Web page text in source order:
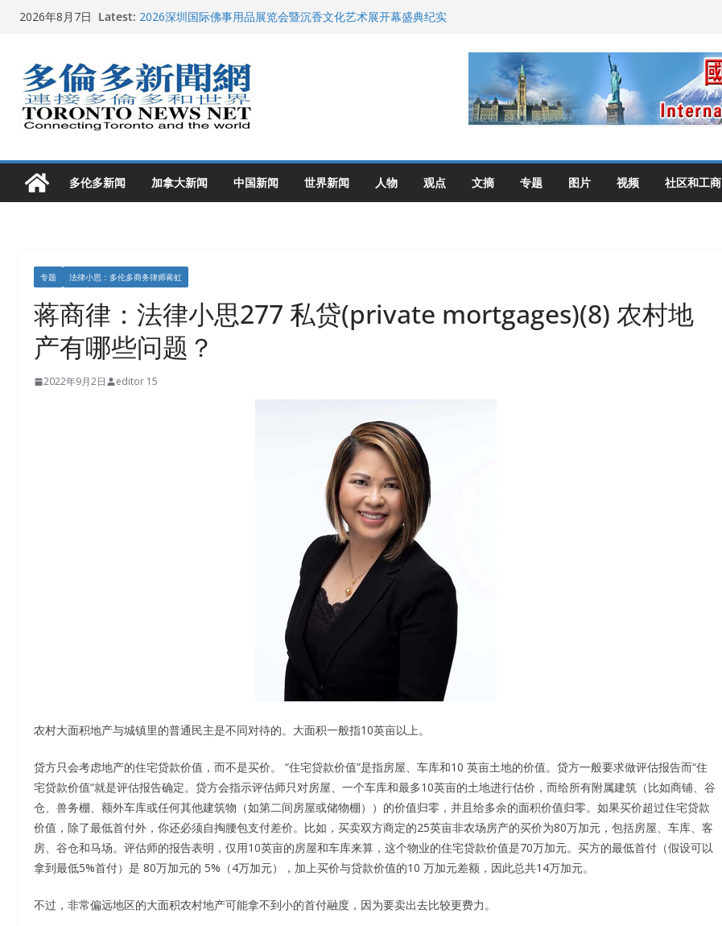
Skip2026年8月7日 Latest: 2026深圳国际佛事用品展览会暨沉香文化艺术展开幕盛典纪实
2026加拿大青少年儿童绘画比赛颁奖典礼多伦多举行
龚晓华参加多伦多骄傲大游行 与市民分享竞选理念
多伦多市长选举拉开帷幕 多名华人候选人宣布角逐
多伦多新闻 加拿大新闻 中国新闻 世界新闻 人物 观点 文摘 专题 图片 视频 社区和工商
专题 法律小思：多伦多商务律师蒋虹
蒋商律：法律小思277 私贷(private mortgages)(8) 农村地
产有哪些问题？
2022年9月2日 editor 15
农村大面积地产与城镇里的普通民主是不同对待的。大面积一般指10英亩以上。
贷方只会考虑地产的住宅贷款价值，而不是买价。 “住宅贷款价值”是指房屋、车库和10 英亩土地的价值。贷方一般要求做评估报告而“住
宅贷款价值“就是评估报告确定。贷方会指示评估师只对房屋、一个车库和最多10英亩的土地进行估价，而给所有附属建筑（比如商铺、谷
仓、兽务棚、额外车库或任何其他建筑物（如第二间房屋或储物棚））的价值归零，并且给多余的面积价值归零。如果买价超过住宅贷款
价值，除了最低首付外，你还必须自掏腰包支付差价。比如，买卖双方商定的25英亩非农场房产的买价为80万加元，包括房屋、车库、客
房、谷仓和马场。评估师的报告表明，仅用10英亩的房屋和车库来算，这个物业的住宅贷款价值是70万加元。买方的最低首付（假设可以
拿到最低5%首付）是 80万加元的 5%（4万加元），加上买价与贷款价值的10 万加元差额，因此总共14万加元。
不过，非常偏远地区的大面积农村地产可能拿不到小的首付融度，因为要卖出去比较更费力。